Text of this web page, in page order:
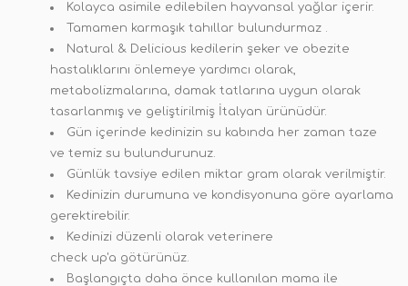
Kolayca asimile edilebilen hayvansal yağlar içerir.
Tamamen karmaşık tahıllar bulundurmaz .
Natural & Delicious kedilerin şeker ve obezite
hastalıklarını önlemeye yardımcı olarak,
metabolizmalarına, damak tatlarına uygun olarak
tasarlanmış ve geliştirilmiş İtalyan ürünüdür.
Gün içerinde kedinizin su kabında her zaman taze
ve temiz su bulundurunuz.
Günlük tavsiye edilen miktar gram olarak verilmiştir.
Kedinizin durumuna ve kondisyonuna göre ayarlama
gerektirebilir.
Kedinizi düzenli olarak veterinere
check up'a götürünüz.
Başlangıçta daha önce kullanılan mama ile